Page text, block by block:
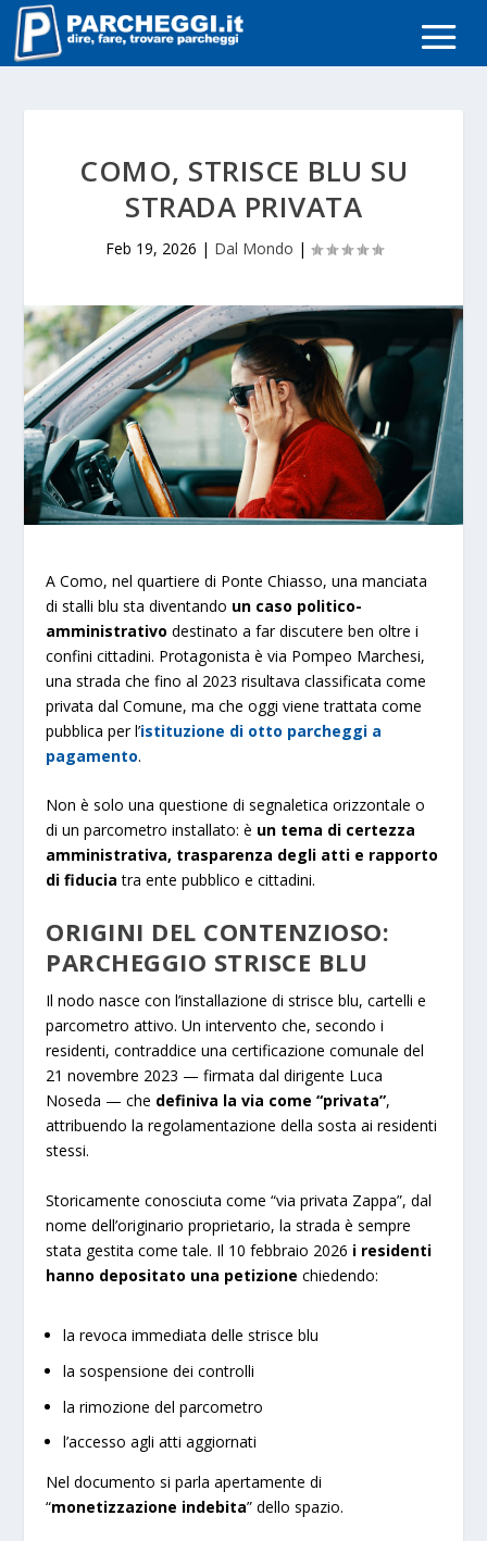
COMO, STRISCE BLU SU
STRADA PRIVATA
Feb 19, 2026 | Dal Mondo |
A Como, nel quartiere di Ponte Chiasso, una manciata
di stalli blu sta diventando un caso politico-
amministrativo destinato a far discutere ben oltre i
confini cittadini. Protagonista è via Pompeo Marchesi,
una strada che fino al 2023 risultava classificata come
privata dal Comune, ma che oggi viene trattata come
pubblica per l’istituzione di otto parcheggi a
pagamento.
Non è solo una questione di segnaletica orizzontale o
di un parcometro installato: è un tema di certezza
amministrativa, trasparenza degli atti e rapporto
di fiducia tra ente pubblico e cittadini.
ORIGINI DEL CONTENZIOSO:
PARCHEGGIO STRISCE BLU​
Il nodo nasce con l’installazione di strisce blu, cartelli e
parcometro attivo. Un intervento che, secondo i
residenti, contraddice una certificazione comunale del
21 novembre 2023 — firmata dal dirigente Luca
Noseda — che definiva la via come “privata”,
attribuendo la regolamentazione della sosta ai residenti
stessi.
Storicamente conosciuta come “via privata Zappa”, dal
nome dell’originario proprietario, la strada è sempre
stata gestita come tale. Il 10 febbraio 2026 i residenti
hanno depositato una petizione chiedendo:
la revoca immediata delle strisce blu
la sospensione dei controlli
la rimozione del parcometro
l’accesso agli atti aggiornati
Nel documento si parla apertamente di
“monetizzazione indebita” dello spazio.